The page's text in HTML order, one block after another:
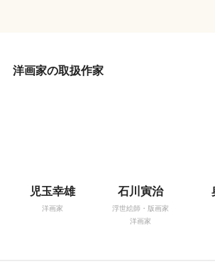
洋画家の取扱作家
児玉幸雄
洋画家
石川寅治
浮世絵師・版画家
洋画家